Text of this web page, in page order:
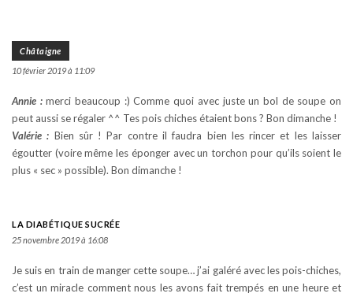
Châtaigne
10 février 2019 à 11:09
Annie :merci beaucoup :) Comme quoi avec juste un bol de soupe on
peut aussi se régaler ^^ Tes pois chiches étaient bons ? Bon dimanche !
Valérie : Bien sûr ! Par contre il faudra bien les rincer et les laisser
égoutter (voire même les éponger avec un torchon pour qu’ils soient le
plus « sec » possible). Bon dimanche !
LA DIABÉTIQUE SUCRÉE
25 novembre 2019 à 16:08
Je suis en train de manger cette soupe… j’ai galéré avec les pois-chiches,
c’est un miracle comment nous les avons fait trempés en une heure et